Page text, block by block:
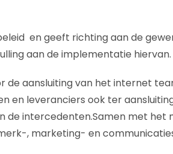
en geeft richting aan de
aan de implementatie hiervan.
de aansluiting van het internet
en leveranciers ook ter
de intercedenten.Samen met
, marketing- en